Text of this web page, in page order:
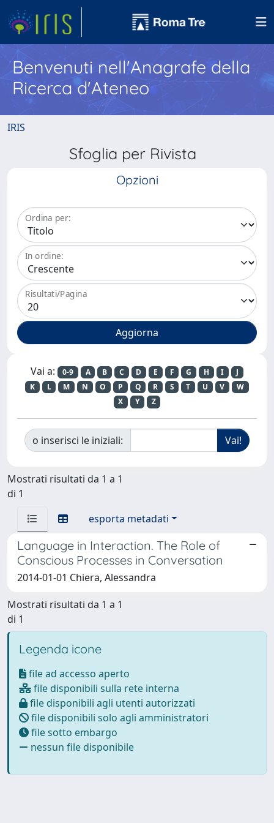
Benvenuti nell'Anagrafe della
Ricerca d'Ateneo
IRIS
Sfoglia per Rivista
Opzioni
Ordina per:
In ordine:
Risultati/Pagina
Vai a: 0-9 A B C D E F G H I
J
K
L M N O P Q R S T U V
W
X
Y Z
o inserisci le iniziali:
Mostrati risultati da 1 a 1
di 1
esporta metadati
Language in Interaction. The Role of
Conscious Processes in Conversation
2014-01-01 Chiera, Alessandra
Mostrati risultati da 1 a 1
di 1
Legenda icone
file ad accesso aperto
file disponibili sulla rete interna
file disponibili agli utenti autorizzati
file disponibili solo agli amministratori
file sotto embargo
nessun file disponibile